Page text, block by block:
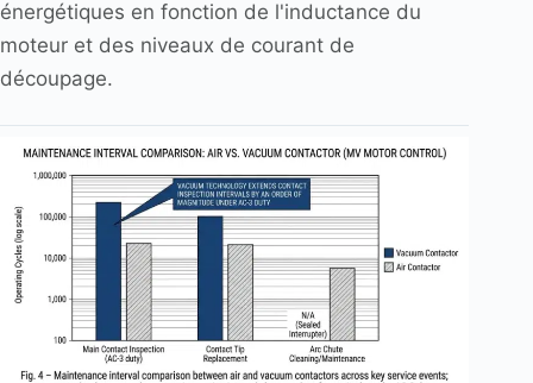
énergétiques en fonction de l'inductance du
moteur et des niveaux de courant de
découpage.